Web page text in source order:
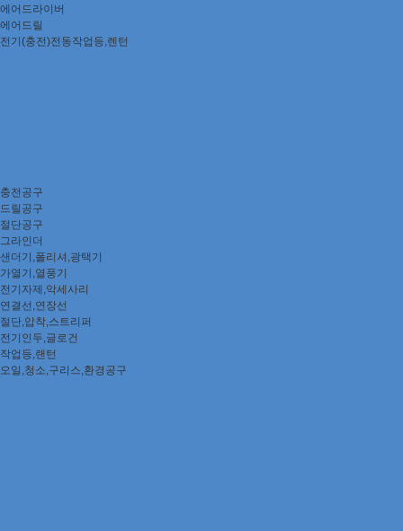
에어드라이버
에어드릴
전기(충전)전동작업등,렌턴
충전공구
드릴공구
절단공구
그라인더
샌더기,폴리셔,광택기
가열기,열풍기
전기자제,악세사리
연결선,연장선
절단,압착,스트리퍼
전기인두,글로건
작업등,랜턴
오일,청소,구리스,환경공구